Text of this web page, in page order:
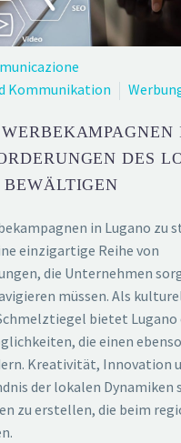
Kommunikation
DES
in Lugano zu
einzigartige Reihe von
die Unternehmen
müssen. Als
bietet
die einen
Kreativität, Innovation
der lokalen Dynamiken
zu erstellen, die beim